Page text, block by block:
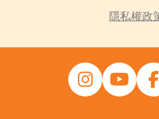
隱私權政